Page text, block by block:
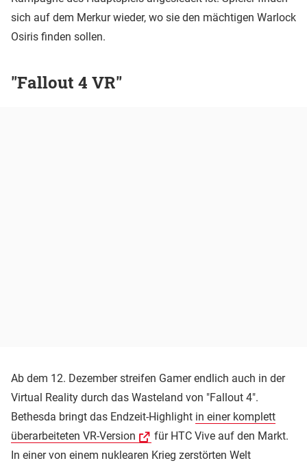
sich auf dem Merkur wieder, wo sie den mächtigen Warlock
Osiris finden sollen.
"Fallout 4 VR"
Ab dem 12. Dezember streifen Gamer endlich auch in der
Virtual Reality durch das Wasteland von "Fallout 4".
Bethesda bringt das Endzeit-Highlight in einer komplett
überarbeiteten VR-Version
für HTC Vive auf den Markt.
In einer von einem nuklearen Krieg zerstörten Welt